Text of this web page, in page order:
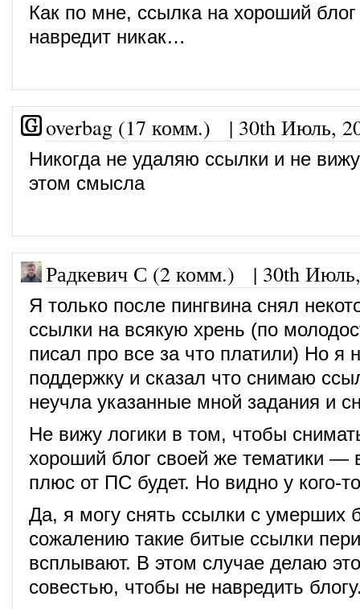
Как по мне, ссылка на хороший
навредит никак…
overbag (17 комм.) | 30th Июль,
Никогда не удаляю ссылки и не
этом смысла
Радкевич С (2 комм.) | 30th
Я только после пингвина снял
ссылки на всякую хрень (по
писал про все за что платили) Но я
поддержку и сказал что снимаю
неучла указанные мной задания и
Не вижу логики в том, чтобы
хороший блог своей же тематики —
плюс от ПС будет. Но видно у кого-
Да, я могу снять ссылки с умерших
сожалению такие битые ссылки
всплывают. В этом случае делаю
совестью, чтобы не навредить